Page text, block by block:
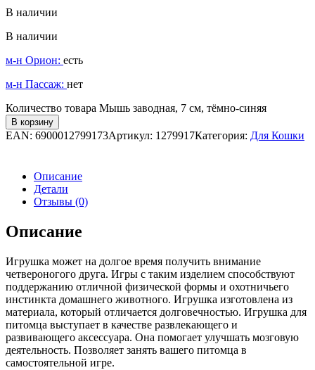
В наличии
В наличии
м-н Орион: есть
м-н Пассаж: нет
Количество товара Мышь заводная, 7 см, тёмно-синяя
В корзину
EAN: 6900012799173Артикул: 1279917Категория: Для Кошки
Описание
Детали
Отзывы (0)
Описание
Игрушка может на долгое время получить внимание
четвероногого друга. Игры с таким изделием способствуют
поддержанию отличной физической формы и охотничьего
инстинкта домашнего животного. Игрушка изготовлена из
материала, который отличается долговечностью. Игрушка для
питомца выступает в качестве развлекающего и
развивающего аксессуара. Она помогает улучшать мозговую
деятельность. Позволяет занять вашего питомца в
самостоятельной игре.